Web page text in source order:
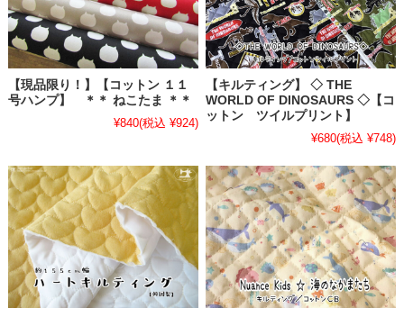
【現品限り！】【コットン １１
号ハンプ】 ＊＊ ねこたま ＊＊
¥840(税込 ¥924)
【キルティング】 ◇ THE
WORLD OF DINOSAURS ◇【コ
ットン ツイルプリント】
¥680(税込 ¥748)